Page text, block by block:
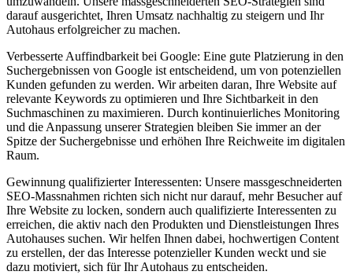
darauf ausgerichtet, Ihren Umsatz nachhaltig zu steigern und Ihr
Autohaus erfolgreicher zu machen.
Verbesserte Auffindbarkeit bei Google: Eine gute Platzierung in den
Suchergebnissen von Google ist entscheidend, um von potenziellen
Kunden gefunden zu werden. Wir arbeiten daran, Ihre Website auf
relevante Keywords zu optimieren und Ihre Sichtbarkeit in den
Suchmaschinen zu maximieren. Durch kontinuierliches Monitoring
und die Anpassung unserer Strategien bleiben Sie immer an der
Spitze der Suchergebnisse und erhöhen Ihre Reichweite im digitalen
Raum.
Gewinnung qualifizierter Interessenten: Unsere massgeschneiderten
SEO-Massnahmen richten sich nicht nur darauf, mehr Besucher auf
Ihre Website zu locken, sondern auch qualifizierte Interessenten zu
erreichen, die aktiv nach den Produkten und Dienstleistungen Ihres
Autohauses suchen. Wir helfen Ihnen dabei, hochwertigen Content
zu erstellen, der das Interesse potenzieller Kunden weckt und sie
dazu motiviert, sich für Ihr Autohaus zu entscheiden.